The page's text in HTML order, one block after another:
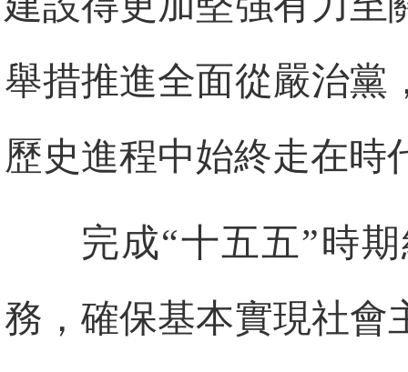
舉措推進全面從嚴治黨
歷史進程中始終走在時
完成“十五五”時
務，確保基本實現社會